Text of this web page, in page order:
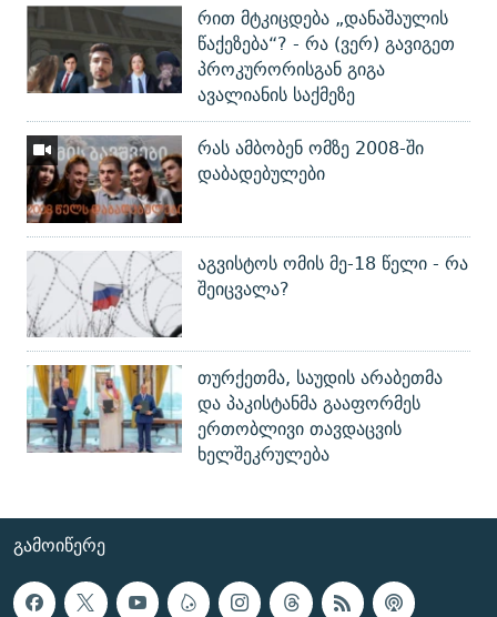
რით მტკიცდება „დანაშაულის
წაქეზება“? - რა (ვერ) გავიგეთ
პროკურორისგან გიგა
ავალიანის საქმეზე
რას ამბობენ ომზე 2008-ში
დაბადებულები
აგვისტოს ომის მე-18 წელი - რა
შეიცვალა?
თურქეთმა, საუდის არაბეთმა
და პაკისტანმა გააფორმეს
ერთობლივი თავდაცვის
ხელშეკრულება
ᲒᲐᲛᲝᲘᲬᲔᲠᲔ